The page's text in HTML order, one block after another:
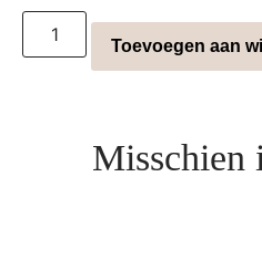
Toevoegen aan
Misschien